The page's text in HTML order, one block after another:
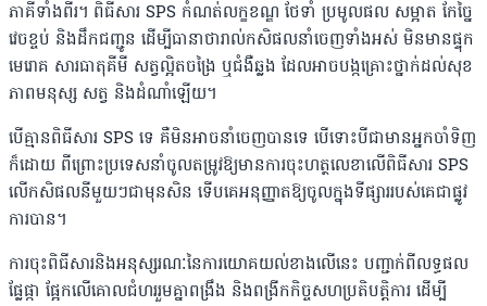
ភាគីទាំងពីរ។ ពិធីសារ SPS កំណត់លក្ខខណ្ឌ ថែទាំ ប្រមូលផល សម្អាត កែច្នៃ
វេចខ្ចប់ និងដឹកជញ្ជូន ដើម្បីធានាថារាល់កសិផលនាំចេញទាំងអស់ មិនមានផ្ទុក
មេរោគ សារធាតុគីមី សត្វល្អិតចង្រៃ ឬជំងឺឆ្លង ដែលអាចបង្កគ្រោះថ្នាក់ដល់សុខ
ភាពមនុស្ស សត្វ និងដំណាំឡើយ។
បើគ្មានពិធីសារ SPS ទេ គឺមិនអាចនាំចេញបានទេ បើទោះបីជាមានអ្នកចាំទិញ
ក៏ដោយ ពីព្រោះប្រទេសនាំចូលតម្រូវឱ្យមានការចុះហត្ថលេខាលើពិធីសារ SPS
លើកសិផលនីមួយៗជាមុនសិន ទើបគេអនុញ្ញាតឱ្យចូលក្នុងទីផ្សាររបស់គេជាផ្លូវ
ការបាន។
ការចុះពិធីសារនិងអនុស្សរណៈនៃការយោគយល់ខាងលើនេះ បញ្ជាក់ពីលទ្ធផល
ផ្លែផ្កា ផ្អែកលើគោលជំហររួមគ្នាពង្រឹង និងពង្រីកកិច្ចសហប្រតិបត្តិការ ដើម្បី